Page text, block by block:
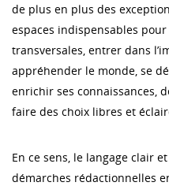
de plus en plus des
espaces indispensables
transversales, entrer dans
appréhender le monde, se
enrichir ses connaissances,
faire des choix libres et
En ce sens, le langage clair
démarches rédactionnelles